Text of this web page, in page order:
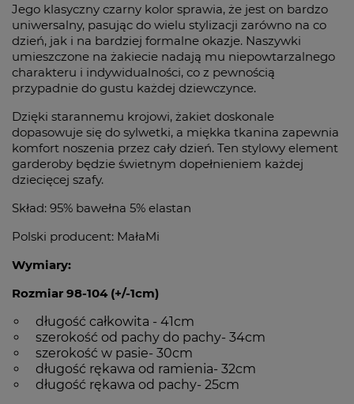
Jego klasyczny czarny kolor sprawia, że jest on bardzo
uniwersalny, pasując do wielu stylizacji zarówno na co
dzień, jak i na bardziej formalne okazje. Naszywki
umieszczone na żakiecie nadają mu niepowtarzalnego
charakteru i indywidualności, co z pewnością
przypadnie do gustu każdej dziewczynce.
Dzięki starannemu krojowi, żakiet doskonale
dopasowuje się do sylwetki, a miękka tkanina zapewnia
komfort noszenia przez cały dzień. Ten stylowy element
garderoby będzie świetnym dopełnieniem każdej
dziecięcej szafy.
Skład: 95% bawełna 5% elastan
Polski producent: MałaMi
Wymiary:
Rozmiar 98-104 (+/-1cm)
długość całkowita - 41cm
szerokość od pachy do pachy- 34cm
szerokość w pasie- 30cm
długość rękawa od ramienia- 32cm
długość rękawa od pachy- 25cm